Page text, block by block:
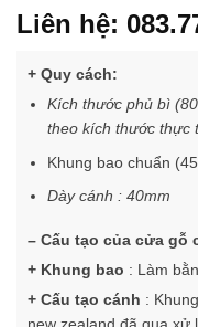
Liên hệ:
+ Quy cách:
Kích thước phủ bì
theo kích thước thực
Khung bao chuẩn
Dày cánh : 40mm
– Cấu tạo của cửa gỗ
+ Khung bao : Làm
+ Cấu tạo cánh :